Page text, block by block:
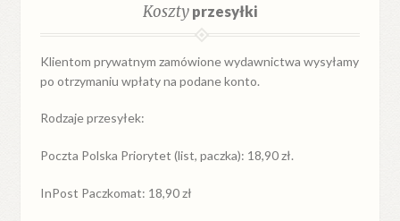
Kosztyprzesyłki
Klientom prywatnym zamówione wydawnictwa wysyłamy
po otrzymaniu wpłaty na podane konto.
Rodzaje przesyłek:
Poczta Polska Priorytet (list, paczka): 18,90 zł.
InPost Paczkomat: 18,90 zł